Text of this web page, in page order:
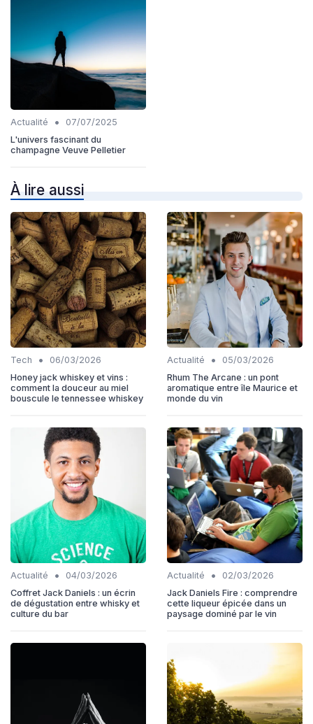
Actualité •
07/07/2025
L'univers fascinant du
champagne Veuve Pelletier
À lire aussi
Tech •
06/03/2026
Honey jack whiskey et vins :
comment la douceur au miel
bouscule le tennessee whiskey
Actualité •
05/03/2026
Rhum The Arcane : un pont
aromatique entre île Maurice et
monde du vin
Actualité •
04/03/2026
Coffret Jack Daniels : un écrin
de dégustation entre whisky et
culture du bar
Actualité •
02/03/2026
Jack Daniels Fire : comprendre
cette liqueur épicée dans un
paysage dominé par le vin